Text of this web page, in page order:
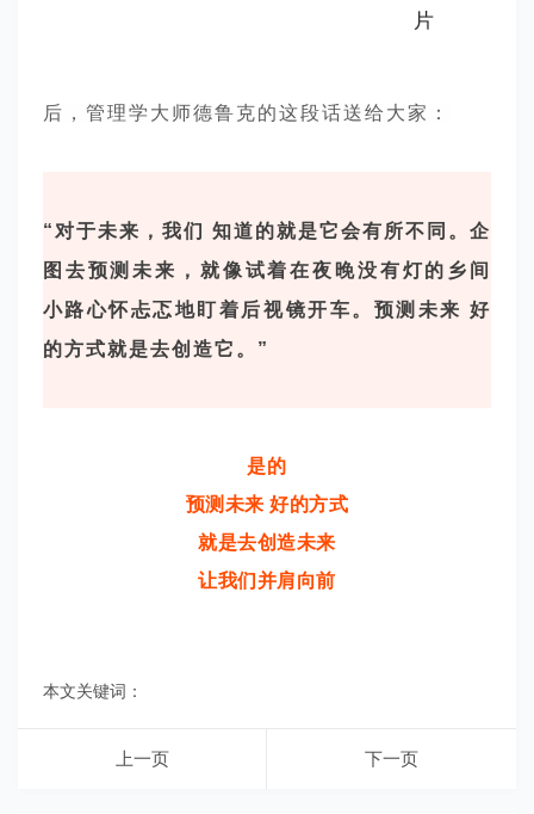
后，管理学大师德鲁克的这段话送给大家：
“对于未来，我们 知道的就是它会有所不同。企
图去预测未来，就像试着在夜晚没有灯的乡间
小路心怀忐忑地盯着后视镜开车。预测未来 好
的方式就是去创造它。”
是的
预测未来 好的方式
就是去创造未来
让我们并肩向前
本文关键词：
上一页 下一页